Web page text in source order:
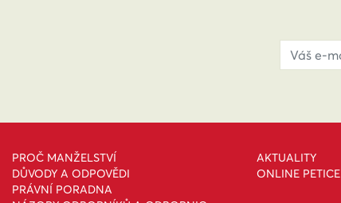
PROČ MANŽELSTVÍ
DŮVODY A ODPOVĚDI
PRÁVNÍ PORADNA
AKTUALITY
ONLINE PETICE